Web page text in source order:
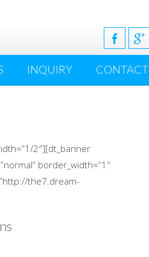
INQUIRY CONTACT
2″][dt_banner
border_width=”1″
the7.dream-